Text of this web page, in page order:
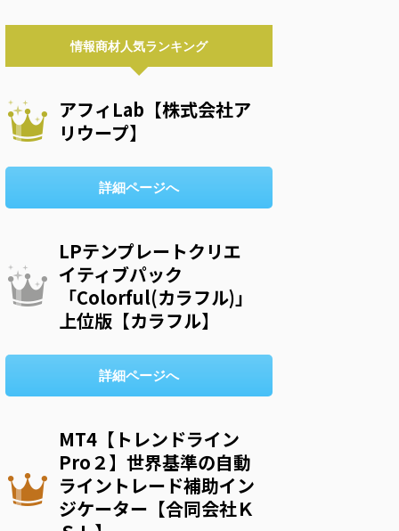
情報商材人気ランキング
アフィLab【株式会社ア
リウープ】
詳細ページへ
LPテンプレートクリエ
イティブパック
「Colorful(カラフル)」
上位版【カラフル】
詳細ページへ
MT4【トレンドライン
Pro２】世界基準の自動
ライントレード補助イン
ジケーター【合同会社Ｋ